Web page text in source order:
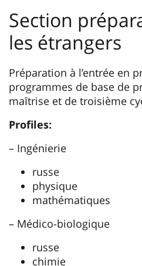
Section
les étrangers
Préparation à l’entrée en
programmes de base de
maȋtrise et de troisième
Profiles:
– Ingénierie
russe
physique
mathématiques
– Médico-biologique
russe
chimie